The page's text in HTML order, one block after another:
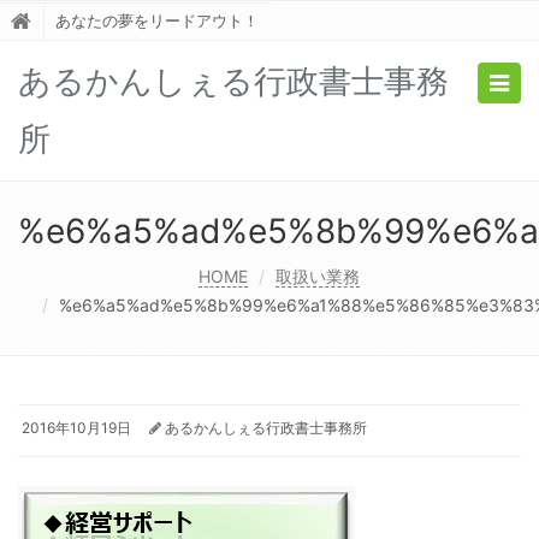
あなたの夢をリードアウト！
あるかんしぇる行政書士事務
所
HOME
取扱い業務
2016年10月19日 あるかんしぇる行政書士事務所